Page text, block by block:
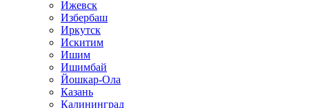
Ижевск
Избербаш
Иркутск
Искитим
Ишим
Ишимбай
Йошкар-Ола
Казань
Калининград